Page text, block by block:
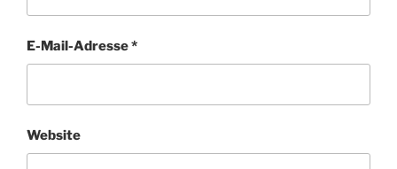
E-Mail-Adresse*
Website